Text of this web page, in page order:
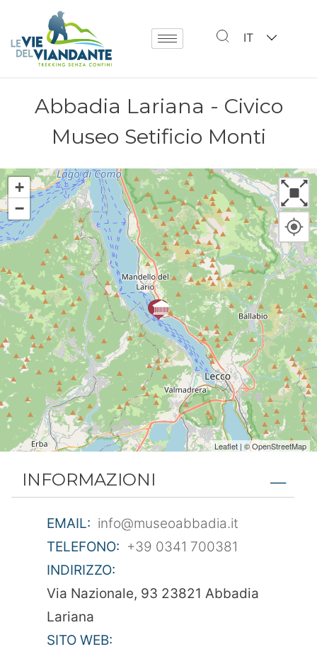
IT
Abbadia Lariana - Civico
Museo Setificio Monti
INFORMAZIONI
EMAIL: info@museoabbadia.it
TELEFONO: +39 0341 700381
INDIRIZZO:
Via Nazionale, 93 23821 Abbadia
Lariana
SITO WEB:
+
−
Leaflet | ©OpenStreetMap